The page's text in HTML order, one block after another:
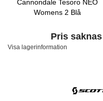
Cannondale Tesoro NEO
Womens 2 Blå
Pris saknas
Visa lagerinformation